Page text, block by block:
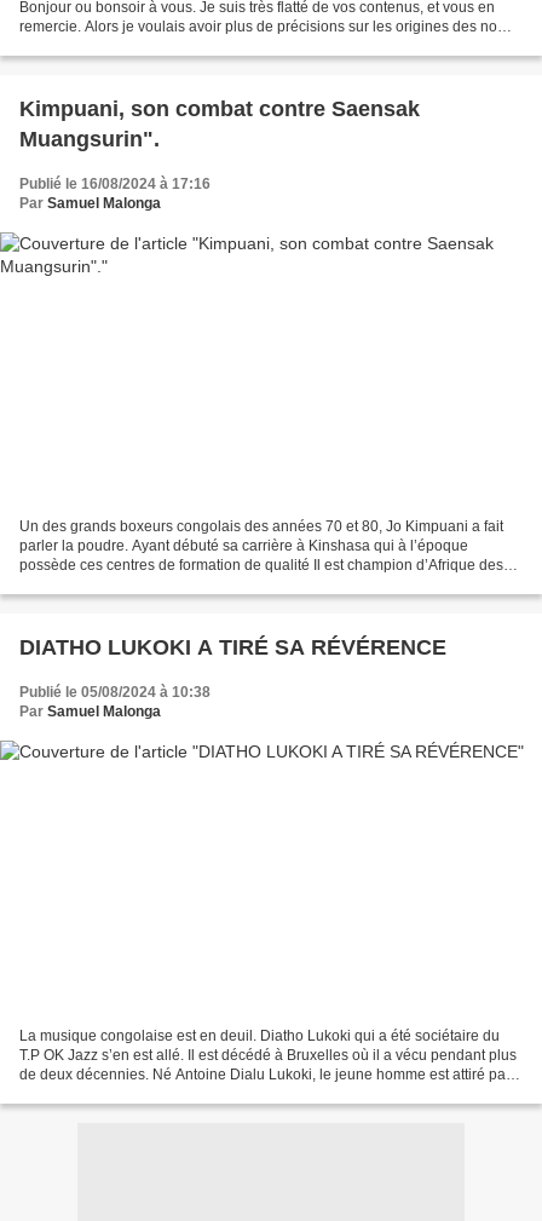
Bonjour ou bonsoir à vous. Je suis très flatté de vos contenus, et vous en
remercie. Alors je voulais avoir plus de précisions sur les origines des noms
Kimpuani, son combat contre Saensak
Muangsurin".
Publié le 16/08/2024 à 17:16
Par Samuel Malonga
Un des grands boxeurs congolais des années 70 et 80, Jo Kimpuani a fait
parler la poudre. Ayant débuté sa carrière à Kinshasa qui à l’époque
possède ces centres de formation de qualité Il est champion d’Afrique des
DIATHO LUKOKI A TIRÉ SA RÉVÉRENCE
Publié le 05/08/2024 à 10:38
Par Samuel Malonga
La musique congolaise est en deuil. Diatho Lukoki qui a été sociétaire du
T.P OK Jazz s’en est allé. Il est décédé à Bruxelles où il a vécu pendant plus
de deux décennies. Né Antoine Dialu Lukoki, le jeune homme est attiré par